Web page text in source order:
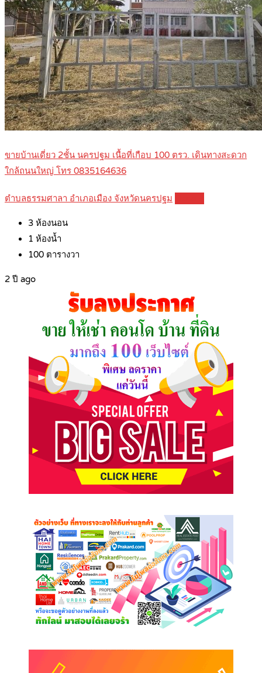
ขายบ้านเดี่ยว 2ชั้น นครปฐม เนื้อที่เกือบ 100 ตรว. เดินทางสะดวก
ใกล้ถนนใหญ่ โทร 0835164636
ตำบลธรรมศาลา อำเภอเมือง จังหวัดนครปฐม
3 ห้องนอน
1 ห้องน้ำ
100 ตารางวา
2 ปี ago